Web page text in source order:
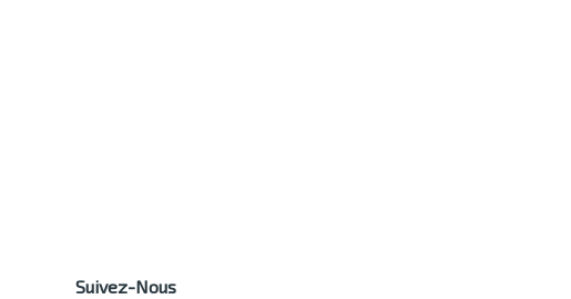
Suivez-Nous